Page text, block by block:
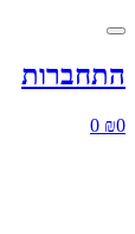
התחברות
₪0
0